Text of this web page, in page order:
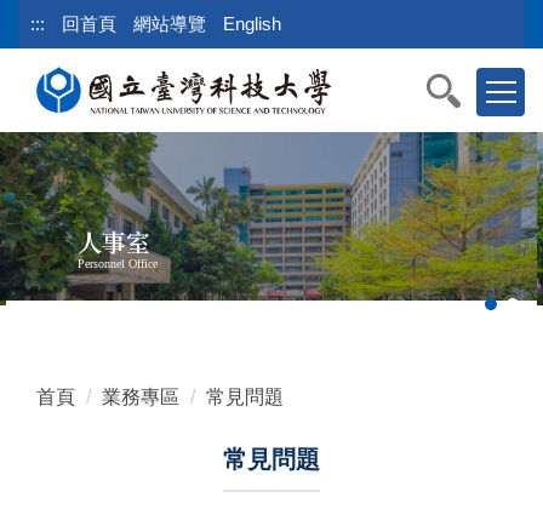
到
內
容
區
塊
::: 回首頁 網站導覽 English
人事室
Personnel Office
首頁 業務專區 常見問題
常見問題